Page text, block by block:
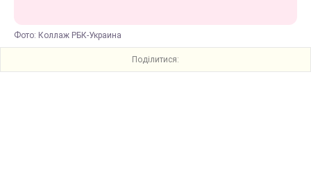
Фото: Коллаж РБК-Украина
Поділитися: